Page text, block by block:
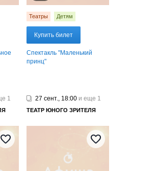
Театры Детям
Купить билет
Спектакль "Маленький
принц"
1 27 сент., 18:00 и еще 1
ТЕАТР ЮНОГО ЗРИТЕЛЯ